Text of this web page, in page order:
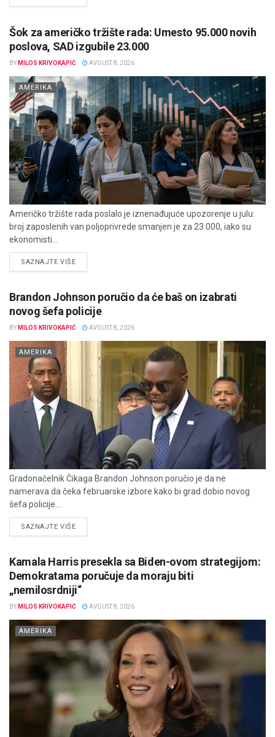
Šok za američko tržište rada: Umesto 95.000 novih
poslova, SAD izgubile 23.000
BY MILOS KRIVOKAPIĆ AVGUST 8, 2026
AMERIKA
Američko tržište rada poslalo je iznenađujuće upozorenje u julu:
broj zaposlenih van poljoprivrede smanjen je za 23.000, iako su
ekonomisti...
SAZNAJTE VIŠEDETAILS
Brandon Johnson poručio da će baš on izabrati
novog šefa policije
BY MILOS KRIVOKAPIĆ AVGUST 8, 2026
AMERIKA
Gradonačelnik Čikaga Brandon Johnson poručio je da ne
namerava da čeka februarske izbore kako bi grad dobio novog
šefa policije....
SAZNAJTE VIŠEDETAILS
Kamala Harris presekla sa Biden-ovom strategijom:
Demokratama poručuje da moraju biti
„nemilosrdniji“
BY MILOS KRIVOKAPIĆ AVGUST 8, 2026
AMERIKA